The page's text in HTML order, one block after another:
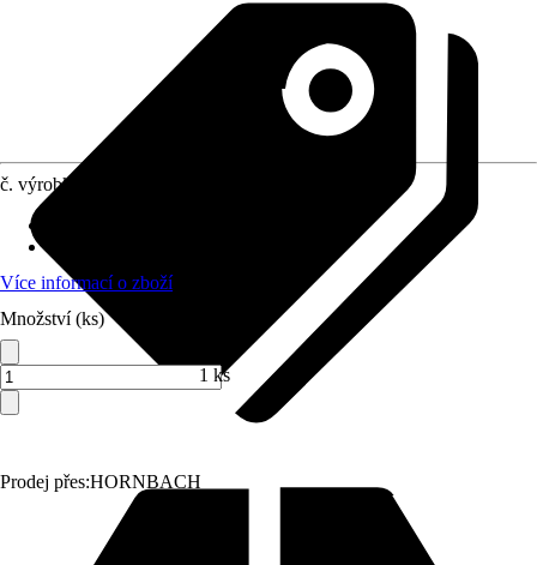
Prodej přes:HORNBACH
č. výrobku
Více informací o zboží
Množství (ks)
1 ks